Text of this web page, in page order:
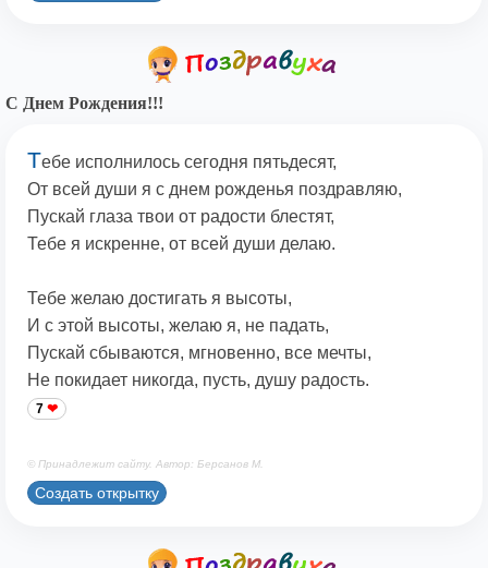
С Днем Рождения!!!
Тебе исполнилось сегодня пятьдесят,
От всей души я с днем рожденья поздравляю,
Пускай глаза твои от радости блестят,
Тебе я искренне, от всей души делаю.
Тебе желаю достигать я высоты,
И с этой высоты, желаю я, не падать,
Пускай сбываются, мгновенно, все мечты,
Не покидает никогда, пусть, душу радость.
7
© Принадлежит сайту. Автор: Берсанов М.
Создать открытку